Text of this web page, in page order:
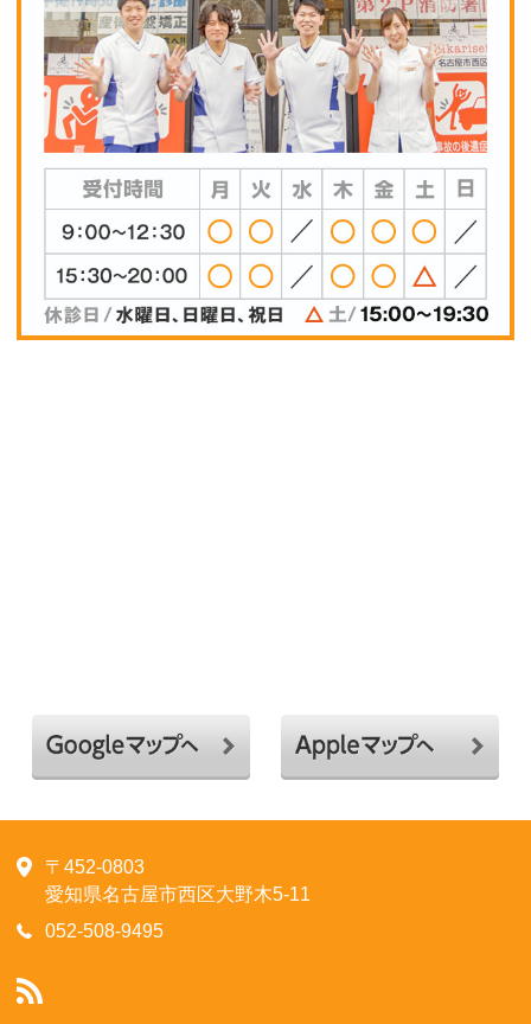
〒452-0803
愛知県名古屋市西区大野木5-11
052-508-9495